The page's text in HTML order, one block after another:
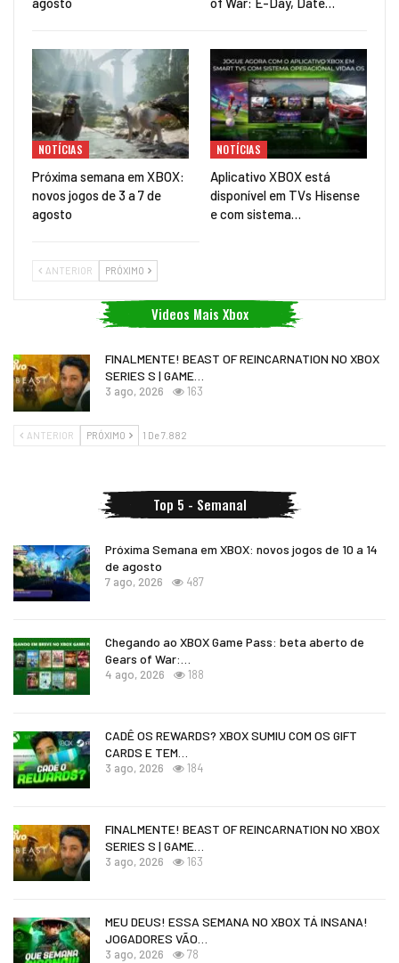
NOTÍCIAS
Próxima semana em XBOX:
novos jogos de 3 a 7 de
agosto
NOTÍCIAS
Aplicativo XBOX está
disponível em TVs Hisense
e com sistema…
ANTERIOR PRÓXIMO
Videos Mais Xbox
FINALMENTE! BEAST OF REINCARNATION NO XBOX
SERIES S | GAME…
3 ago, 2026 163
ANTERIOR PRÓXIMO 1 De 7.882
Top 5 - Semanal
Próxima Semana em XBOX: novos jogos de 10 a 14
de agosto
7 ago, 2026 487
Chegando ao XBOX Game Pass: beta aberto de
Gears of War:…
4 ago, 2026 188
CADÊ OS REWARDS? XBOX SUMIU COM OS GIFT
CARDS E TEM…
3 ago, 2026 184
FINALMENTE! BEAST OF REINCARNATION NO XBOX
SERIES S | GAME…
3 ago, 2026 163
MEU DEUS! ESSA SEMANA NO XBOX TÁ INSANA!
JOGADORES VÃO…
3 ago, 2026 78